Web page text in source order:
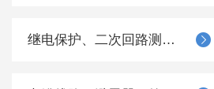
继电保护、二次回路测试仪器